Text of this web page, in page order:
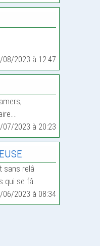
08/2023 à 12:47
07/2023 à 20:23
sans relâ
qui se fâ…
06/2023 à 08:34